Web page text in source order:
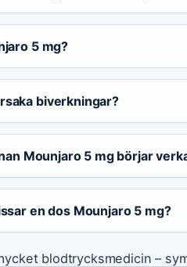
5 mg?
biverkningar?
Mounjaro 5 mg börjar
en dos Mounjaro 5 mg?
blodtrycksmedicin –